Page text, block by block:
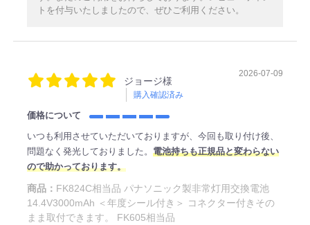
トを付与いたしましたので、ぜひご利用ください。
ジョージ様
購入確認済み
2026-07-09
価格について
いつも利用させていただいておりますが、今回も取り付け後、
問題なく発光しておりました。 電池持ちも正規品と変わらない
ので助かっております。
商品： FK824C相当品 パナソニック製非常灯用交換電池
14.4V3000mAh ＜年度シール付き＞ コネクター付きその
まま取付できます。 FK605相当品